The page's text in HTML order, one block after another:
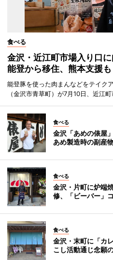
食べる
金沢・近江町市場入り口
能登から移住、熊本支援も
能登豚を使った肉まんなどをテイク
（金沢市青草町）が7月10日、近江
食べる
金沢「あめの俵屋
あめ製造時の副産
食べる
金沢・片町に炉端
修、「ビーバー」
食べる
金沢・末町に「カ
こし活動通じ念願